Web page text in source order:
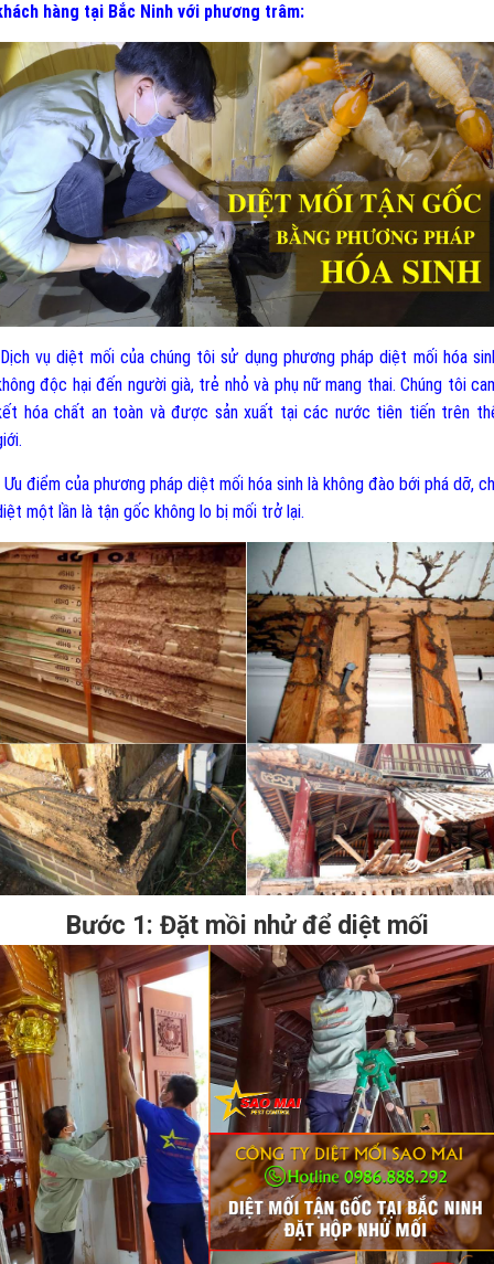
hàng tại Bắc Ninh với phương trâm:
vụ diệt mối của chúng tôi sử dụng phương pháp diệt mối hóa
độc hại đến người già, trẻ nhỏ và phụ nữ mang thai. Chúng tôi
hóa chất an toàn và được sản xuất tại các nước tiên tiến trên
Ưu điểm của phương pháp diệt mối hóa sinh là không đào bới phá dỡ,
một lần là tận gốc không lo bị mối trở lại.
Bước 1: Đặt mồi nhử để diệt mối